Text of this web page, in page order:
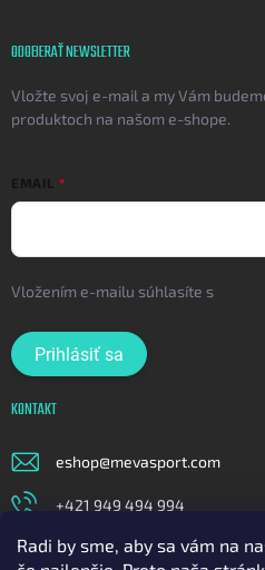
Radi by sme, aby sa vám na
ODOBERAŤ NEWSLETTER
Vložte svoj e-mail a my Vám
produktoch na našom e-shope.
EMAIL
Vložením e-mailu súhlasíte s
Prihlásiť sa
KONTAKT
eshop@mevasport.com
+421 949 494 994
https://www.facebook.com/